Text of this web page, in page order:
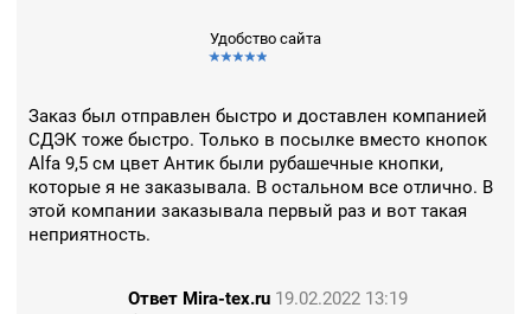
Удобство сайта
Заказ был отправлен быстро и доставлен компанией
СДЭК тоже быстро. Только в посылке вместо кнопок
Alfa 9,5 см цвет Антик были рубашечные кнопки,
которые я не заказывала. В остальном все отлично. В
этой компании заказывала первый раз и вот такая
неприятность.
Ответ Mira-tex.ru 19.02.2022 13:19